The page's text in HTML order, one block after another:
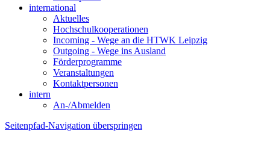
international
Aktuelles
Hochschulkooperationen
Incoming - Wege an die HTWK Leipzig
Outgoing - Wege ins Ausland
Förderprogramme
Veranstaltungen
Kontaktpersonen
intern
An-/Abmelden
Seitenpfad-Navigation überspringen